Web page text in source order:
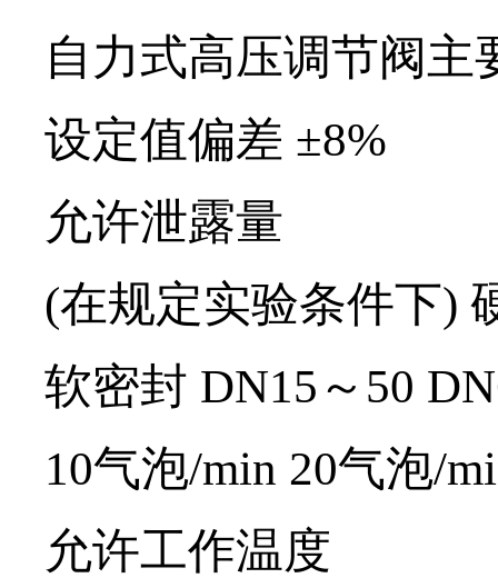
自力式高压调节阀主
设定值偏差 ±8%
允许泄露量
(在规定实验条件下)
软密封 DN15～50
10气泡/min 20气泡/
允许工作温度